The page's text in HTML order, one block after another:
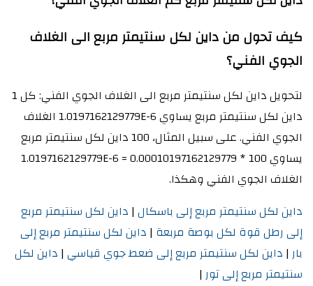
كيف تحول من داين لكل سنتيمتر مربع الى الغلاف
الجوي الفني؟
لتحويل داين لكل سنتيمتر مربع الى الغلاف الجوي الفني: كل 1
داين لكل سنتيمتر مربع يساوي 1.0197162129779E-6 الغلاف
الجوي الفني. على سبيل المثال، 100 داين لكل سنتيمتر مربع
يساوي 100 * 1.0197162129779E-6 = 0.00010197162129779
الغلاف الجوي الفني وهكذا.
داين لكل سنتيمتر مربع إلى باسكال | داين لكل سنتيمتر مربع
إلى رطل قوة لكل بوصة مربعة | داين لكل سنتيمتر مربع إلى
بار | داين لكل سنتيمتر مربع إلى ضعط جوي قياسي | داين لكل
سنتيمتر مربع إلى تور |